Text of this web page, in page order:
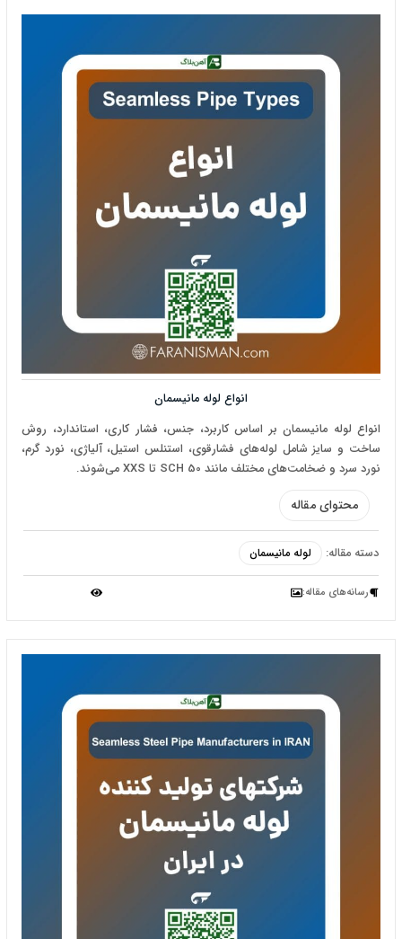
انواع لوله مانیسمان
انواع لوله مانیسمان بر اساس کاربرد، جنس، فشار کاری، استاندارد، روش
ساخت و سایز شامل لوله‌های فشارقوی، استنلس استیل، آلیاژی، نورد گرم،
نورد سرد و ضخامت‌های مختلف مانند SCH 50 تا XXS می‌شوند.
محتوای مقاله
دسته مقاله: لوله مانیسمان
رسانه‌‌های مقاله: